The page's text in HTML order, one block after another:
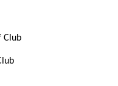
Club